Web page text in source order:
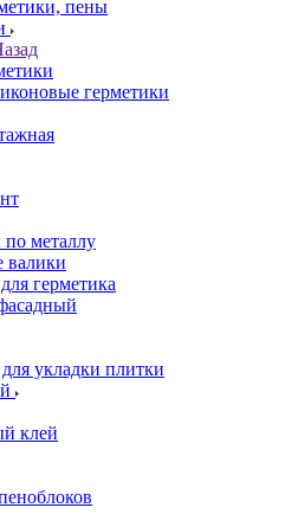
пены
герметики
металлу
валики
герметика
укладки плитки
клей